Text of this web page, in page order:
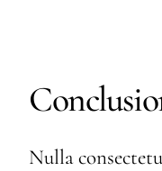
Nulla